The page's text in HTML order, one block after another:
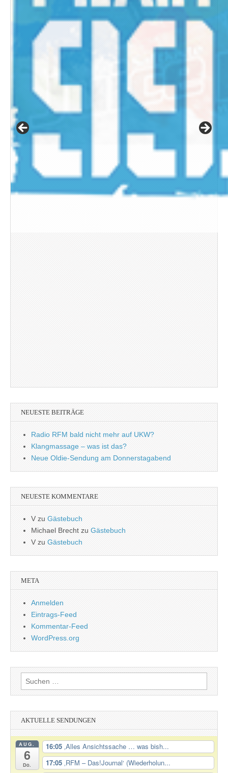
NEUESTE BEITRÄGE
Radio RFM bald nicht mehr auf UKW?
Klangmassage – was ist das?
Neue Oldie-Sendung am Donnerstagabend
NEUESTE KOMMENTARE
V zu Gästebuch
Michael Brecht zu Gästebuch
Vzu Gästebuch
META
Anmelden
Eintrags-Feed
Kommentar-Feed
WordPress.org
Suchen
nach:
AKTUELLE SENDUNGEN
AUG.
6
Do.
16:05 ‚Alles Ansichtssache … was bish...
17:05 ‚RFM – Das!Journal‘ (Wiederholun...